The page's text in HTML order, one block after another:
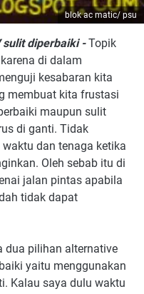
blok ac matic/ psu
sulit diperbaiki -Topik
di dalam
kesabaran kita
membuat kita frustasi
maupun sulit
di ganti. Tidak
dan tenaga ketika
Oleh sebab itu di
jalan pintas apabila
tidak dapat
dua pilihan alternative
yaitu menggunakan
Kalau saya dulu waktu